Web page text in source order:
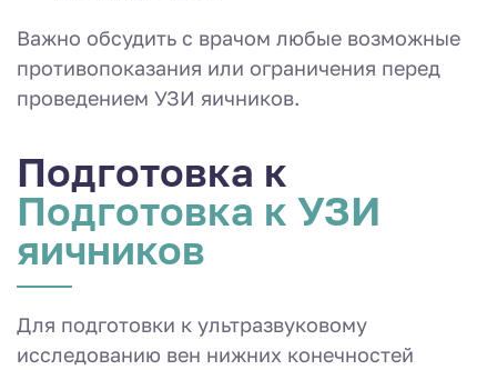
Важно обсудить с врачом любые возможные
противопоказания или ограничения перед
проведением УЗИ яичников.
Подготовка к
Подготовка к УЗИ
яичников
Для подготовки к ультразвуковому
исследованию вен нижних конечностей